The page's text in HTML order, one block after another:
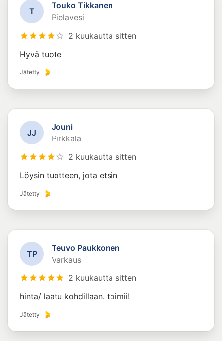
T
Touko Tikkanen
Pielavesi
2 kuukautta sitten
Hyvä tuote
Jätetty
JJ
Jouni
Pirkkala
2 kuukautta sitten
Löysin tuotteen, jota etsin
Jätetty
TP
Teuvo Paukkonen
Varkaus
2 kuukautta sitten
hinta/ laatu kohdillaan. toimii!
Jätetty